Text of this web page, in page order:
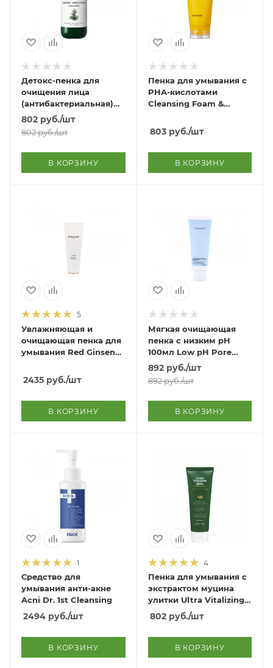
Детокс-пенка для
очищения лица
(антибактериальная)
Super Vegitoks Cleanser
802 руб./шт
802руб./шт
В КОРЗИНУ
Пенка для умывания с
PHA-кислотами
Cleansing Foam &
803руб./шт
В КОРЗИНУ
5
Увлажняющая и
очищающая пенка для
умывания Red Ginseng
Cleansing Foam
2435 руб./шт
В КОРЗИНУ
Мягкая очищающая
пенка с низким pH
100мл Low pH Pore
Deep Cleansing Foam
100ml
892руб./шт
892руб./шт
В КОРЗИНУ
1
Средство для
умывания анти-акне
Acni Dr. 1st Cleansing
2494 руб./шт
В КОРЗИНУ
4
Пенка для умывания с
экстрактом муцина
улитки Ultra Vitalizing
Snail Cleansing Foam
802руб./шт
В КОРЗИНУ